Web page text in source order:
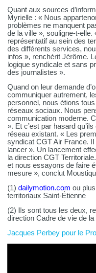
Quant aux sources
Myrielle : « Nous
problèmes ne manquent
de la ville », souligne-t-
représentatif au sein des
des différents services,
infos », renchérit Jérôme.
logique syndicale et sans
des journalistes ».
Quand on leur demande
communiquer autrement,
personnel, nous étions
réseaux sociaux. Nous
communication moderne.
». Et c’est par hasard
réseau existant. « Les
syndicat CGT Air France.
lancer ». Un lancement
la direction CGT
et nous essayons de faire
mesure », conclut
(1) dailymotion.com ou
territoriaux Saint-Étienne
(2) Ils sont tous les deux,
direction Cadre de vie de
Jacques Perbey pour le